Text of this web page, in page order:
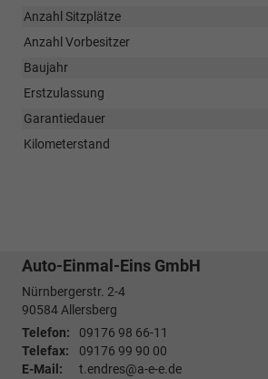
Anzahl Sitzplätze
Anzahl Vorbesitzer
Baujahr
Erstzulassung
Garantiedauer
Kilometerstand
Auto-Einmal-Eins GmbH
Nürnbergerstr. 2-4
90584Allersberg
Telefon:
09176 98 66-11
Telefax:
09176 99 90 00
E-Mail:
t.endres@a-e-e.de